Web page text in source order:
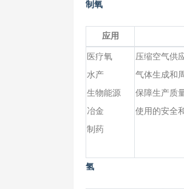
制氧
应用
医疗氧
水产
生物能源
冶金
制药
压缩空气供
气体生成和
保障生产质
使用的安全
氢